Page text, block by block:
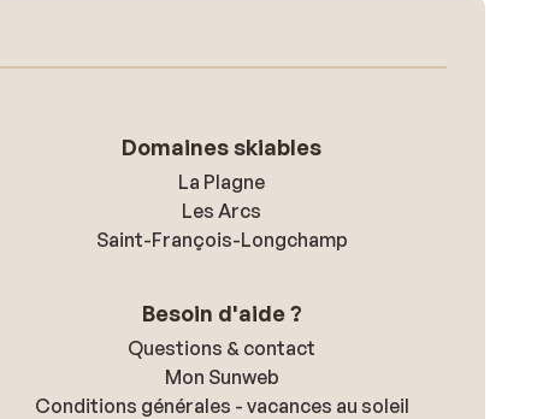
Domaines skiables
La Plagne
Les Arcs
Saint-François-Longchamp
Besoin d'aide ?
Questions & contact
Mon Sunweb
Conditions générales - vacances au soleil